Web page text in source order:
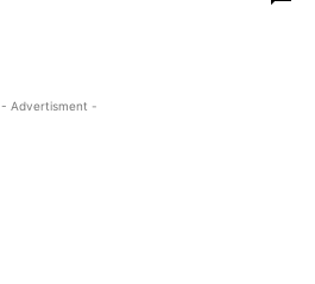
- Advertisment -